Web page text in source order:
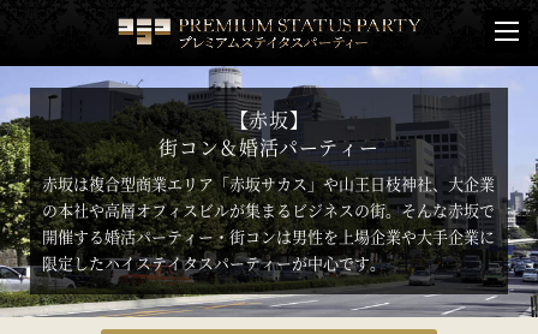
【赤坂】
街コン＆婚活パーティー
赤坂は複合型商業エリア「赤坂サカス」や山王日枝神社、大企業
の本社や高層オフィスビルが集まるビジネスの街。そんな赤坂で
開催する婚活パーティー・街コンは男性を上場企業や大手企業に
限定したハイステイタスパーティーが中心です。